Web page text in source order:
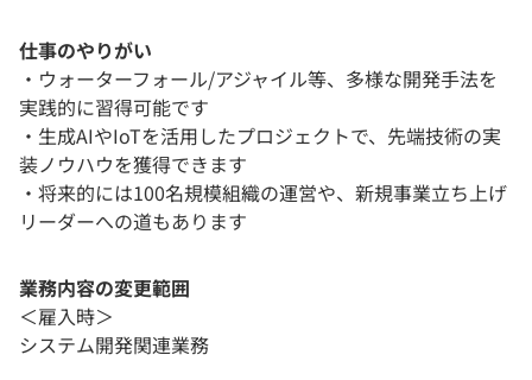
仕事のやりがい
・ウォーターフォール/アジャイル等、多様な開発手法を
実践的に習得可能です
・生成AIやIoTを活用したプロジェクトで、先端技術の実
装ノウハウを獲得できます
・将来的には100名規模組織の運営や、新規事業立ち上げ
リーダーへの道もあります
業務内容の変更範囲
＜雇入時＞
システム開発関連業務